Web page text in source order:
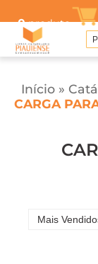
0produto
Início »
CARGA